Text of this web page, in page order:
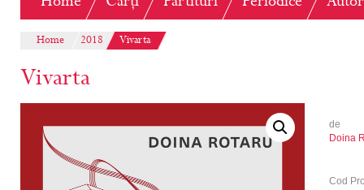
Home 2018 Vivarta
Vivarta
de
Doina
Cod